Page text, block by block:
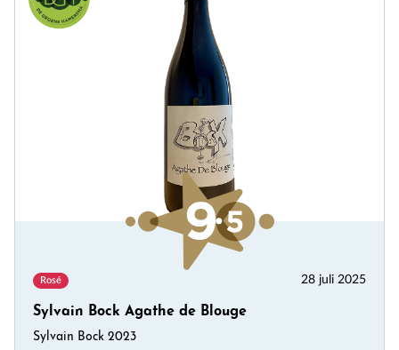
Rosé 28 juli 2025
Sylvain Bock Agathe de Blouge
Sylvain Bock 2023